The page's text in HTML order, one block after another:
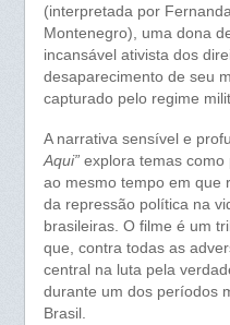
(interpretada por
Montenegro), uma dona
incansável ativista dos
desaparecimento de seu
capturado pelo regime
A narrativa sensível e
Aqui”explora temas como
ao mesmo tempo em que
da repressão política na
brasileiras. O filme é um
que, contra todas as
central na luta pela
durante um dos períodos
Brasil.